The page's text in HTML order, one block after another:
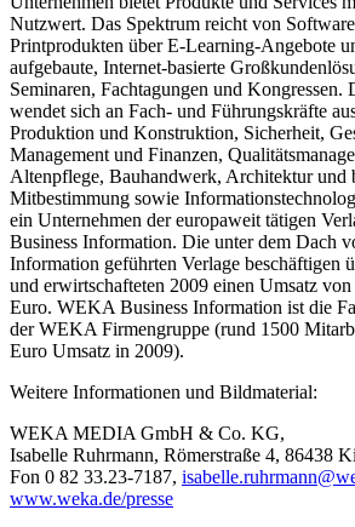
Nutzwert. Das Spektrum reicht von
Printprodukten über E-Learning-Angebote
aufgebaute, Internet-basierte
Seminaren, Fachtagungen und
wendet sich an Fach- und Führungskräfte
Produktion und Konstruktion, Sicherheit,
Management und Finanzen,
Altenpflege, Bauhandwerk, Architektur und
Mitbestimmung sowie
ein Unternehmen der europaweit tätigen
Business Information. Die unter dem Dach
Information geführten Verlage beschäftigen
und erwirtschafteten 2009 einen Umsatz
Euro. WEKA Business Information ist die
der WEKA Firmengruppe (rund 1500
Euro Umsatz in 2009).
Weitere Informationen und Bildmaterial:
WEKA MEDIA GmbH & Co. KG,
Isabelle Ruhrmann, Römerstraße 4, 86438
Fon 0 82 33.23-7187,
www.weka.de/presse